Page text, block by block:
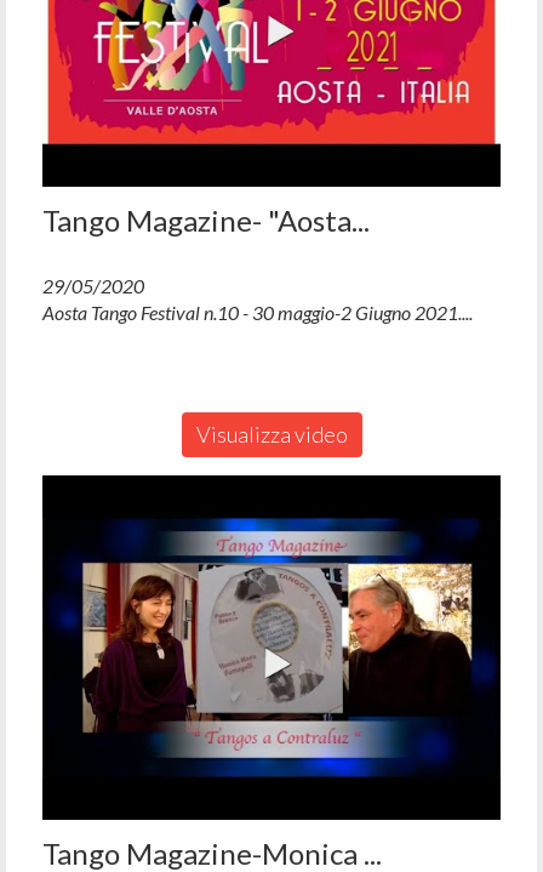
Tango Magazine- "Aosta...
29/05/2020
Aosta Tango Festival n.10 - 30 maggio-2 Giugno 2021....
Visualizza video
Tango Magazine-Monica ...